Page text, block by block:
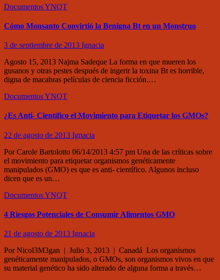
DocumentosYNQT
Cómo Monsanto Convirtió la Benigna Bt en un Monstruo
3 de septiembre de 2013 Ignacia
Agosto 15, 2013 Najma Sadeque La forma en que mueren los
gusanos y otras pestes después de ingerir la toxina Bt es horrible,
digna de macabras películas de ciencia ficción.…
DocumentosYNQT
¿Es Anti- Científico el Movimiento para Etiquetar los GMOs?
22 de agosto de 2013 Ignacia
Por Carole Bartolotto 06/14/2013 4:57 pm Una de las críticas sobre
el movimiento para etiquetar organismos genéticamente
manipulados (GMO) es que es anti- científico. Algunos incluso
dicen que es un…
DocumentosYNQT
4 Riesgos Potenciales de Consumir Alimentos GMO
21 de agosto de 2013 Ignacia
Por Nicol3M3gan | Julio 3, 2013 | Canadá Los organismos
genéticamente manipulados, o GMOs, son organismos vivos en que
su material genético ha sido alterado de alguna forma a través…